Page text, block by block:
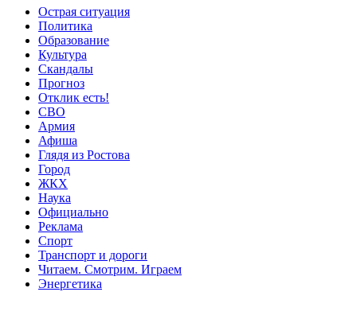
Острая ситуация
Политика
Образование
Культура
Скандалы
Прогноз
Отклик есть!
СВО
Армия
Афиша
Глядя из Ростова
Город
ЖКХ
Наука
Официально
Реклама
Спорт
Транспорт и дороги
Читаем. Смотрим. Играем
Энергетика